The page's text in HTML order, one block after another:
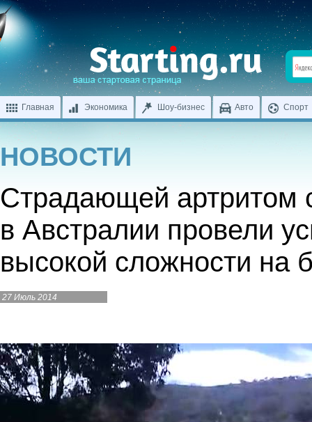
Главная Экономика Шоу-бизнес Авто Спорт
НОВОСТИ
Страдающей артритом
в Австралии провели
высокой сложности на
27 Июль 2014